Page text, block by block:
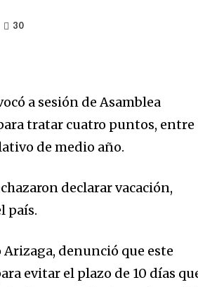
30
a sesión de Asamblea
tratar cuatro puntos, entre
de medio año.
declarar vacación,
país.
denunció que este
evitar el plazo de 10 días